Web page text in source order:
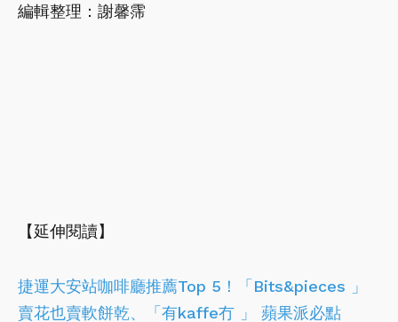
編輯整理：謝馨霈
【延伸閱讀】
捷運大安站咖啡廳推薦Top 5！「Bits&pieces 」
賣花也賣軟餅乾、「有kaffe冇 」 蘋果派必點